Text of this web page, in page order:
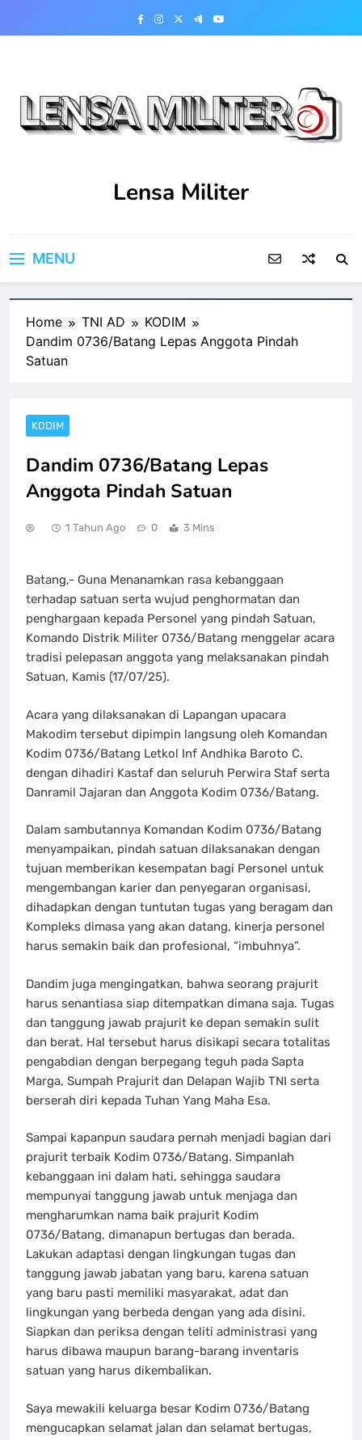
Lensa Militer
MENU
Home TNI AD
KODIM
Dandim 0736/Batang Lepas Anggota Pindah
Satuan
KODIM
Dandim 0736/Batang Lepas
Anggota Pindah Satuan
1 Tahun Ago 0 3 Mins
Batang,- Guna Menanamkan rasa kebanggaan
terhadap satuan serta wujud penghormatan dan
penghargaan kepada Personel yang pindah Satuan,
Komando Distrik Militer 0736/Batang menggelar acara
tradisi pelepasan anggota yang melaksanakan pindah
Satuan, Kamis (17/07/25).
Acara yang dilaksanakan di Lapangan upacara
Makodim tersebut dipimpin langsung oleh Komandan
Kodim 0736/Batang Letkol Inf Andhika Baroto C.
dengan dihadiri Kastaf dan seluruh Perwira Staf serta
Danramil Jajaran dan Anggota Kodim 0736/Batang.
Dalam sambutannya Komandan Kodim 0736/Batang
menyampaikan, pindah satuan dilaksanakan dengan
tujuan memberikan kesempatan bagi Personel untuk
mengembangan karier dan penyegaran organisasi,
dihadapkan dengan tuntutan tugas yang beragam dan
Kompleks dimasa yang akan datang, kinerja personel
harus semakin baik dan profesional, “imbuhnya”.
Dandim juga mengingatkan, bahwa seorang prajurit
harus senantiasa siap ditempatkan dimana saja. Tugas
dan tanggung jawab prajurit ke depan semakin sulit
dan berat. Hal tersebut harus disikapi secara totalitas
pengabdian dengan berpegang teguh pada Sapta
Marga, Sumpah Prajurit dan Delapan Wajib TNI serta
berserah diri kepada Tuhan Yang Maha Esa.
Sampai kapanpun saudara pernah menjadi bagian dari
prajurit terbaik Kodim 0736/Batang. Simpanlah
kebanggaan ini dalam hati, sehingga saudara
mempunyai tanggung jawab untuk menjaga dan
mengharumkan nama baik prajurit Kodim
0736/Batang, dimanapun bertugas dan berada.
Lakukan adaptasi dengan lingkungan tugas dan
tanggung jawab jabatan yang baru, karena satuan
yang baru pasti memiliki masyarakat, adat dan
lingkungan yang berbeda dengan yang ada disini.
Siapkan dan periksa dengan teliti administrasi yang
harus dibawa maupun barang-barang inventaris
satuan yang harus dikembalikan.
Saya mewakili keluarga besar Kodim 0736/Batang
mengucapkan selamat jalan dan selamat bertugas,